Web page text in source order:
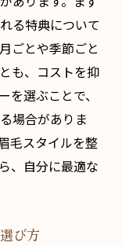
る特典について
ごとや季節ごと
も、コストを抑
を選ぶことで、
場合がありま
毛スタイルを整
、自分に最適な
び方